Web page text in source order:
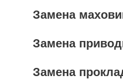
Замена
Замена
Замена